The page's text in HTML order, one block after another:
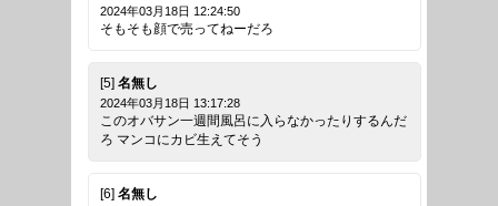
2024年03月18日 12:24:50
そもそも顔で売ってねーだろ
[5] 名無し
2024年03月18日 13:17:28
このオバサン一週間風呂に入らなかったりするんだ
ろ マンコにカビ生えてそう
[6] 名無し